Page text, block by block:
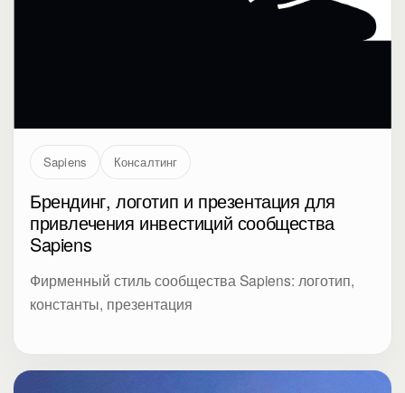
Sapiens Консалтинг
Брендинг, логотип и презентация для
привлечения инвестиций сообщества
Sapiens
Фирменный стиль сообщества Sapiens: логотип,
константы, презентация